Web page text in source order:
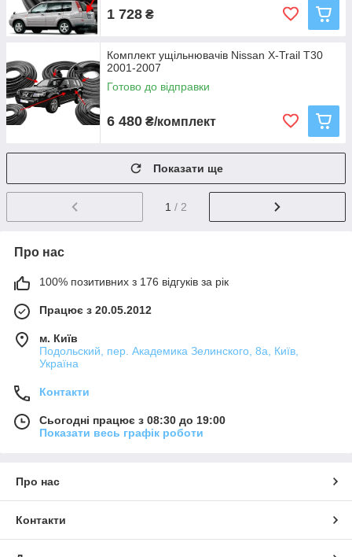
1 728 ₴
Комплект ущільнювачів Nissan X-Trail T30
2001-2007
Готово до відправки
6 480 ₴/комплект
Показати ще
1 / 2
Про нас
100% позитивних з 176 відгуків за рік
Працює з 20.05.2012
м. Київ
Подольский, пер. Академика Зелинского, 8а, Київ,
Україна
Контакти
Сьогодні працює з 08:30 до 19:00
Показати весь графік роботи
Про нас
Контакти